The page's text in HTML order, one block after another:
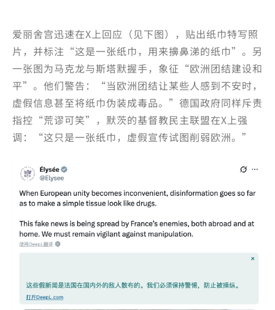
爱丽舍宫迅速在X上回应（见下图），贴出纸巾特写照
片，并标注“这是一张纸巾，用来擤鼻涕的纸巾”。另
一张图为马克龙与斯塔默握手，象征“欧洲团结建设和
平”。他们警告：“当欧洲团结让某些人感到不安时，
虚假信息甚至将纸巾伪装成毒品。”德国政府同样斥责
指控“荒谬可笑”，默茨的基督教民主联盟在X上强
调：“这只是一张纸巾，虚假宣传试图削弱欧洲。”